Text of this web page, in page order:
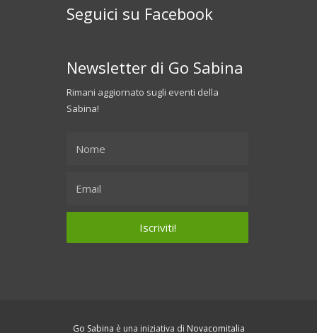
Seguici su Facebook
Newsletter di Go Sabina
Rimani aggiornato sugli eventi della
Sabina!
Go Sabina è una iniziativa di Novacomitalia